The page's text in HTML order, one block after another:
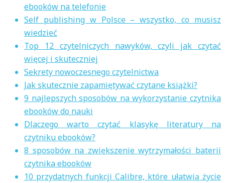
ebooków na telefonie
Self publishing w Polsce – wszystko, co musisz
wiedzieć
Top 12 czytelniczych nawyków, czyli jak czytać
więcej i skuteczniej
Sekrety nowoczesnego czytelnictwa
Jak skutecznie zapamiętywać czytane książki?
9 najlepszych sposobów na wykorzystanie czytnika
ebooków do nauki
Dlaczego warto czytać klasykę literatury na
czytniku ebooków?
8 sposobów na zwiększenie wytrzymałości baterii
czytnika ebooków
10 przydatnych funkcji Calibre, które ułatwią życie